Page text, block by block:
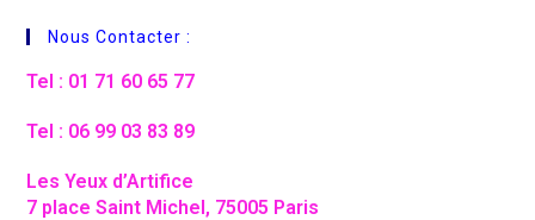
Nous Contacter :
Tel : 01 71 60 65 77
Tel : 06 99 03 83 89
Les Yeux d’Artifice
7 place Saint Michel, 75005 Paris